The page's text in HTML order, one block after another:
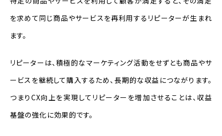
を求めて同じ商品やサービスを再利用するリピーターが生まれ
ます。
リピーターは、積極的なマーケティング活動をせずとも商品やサ
ービスを継続して購入するため、長期的な収益につながります。
つまりCX向上を実現してリピーターを増加させることは、収益
基盤の強化に効果的です。